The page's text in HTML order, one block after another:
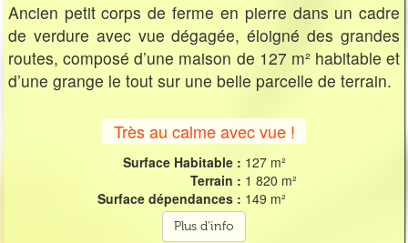
Ancien petit corps de ferme en pierre dans un cadre
de verdure avec vue dégagée, éloigné des grandes
routes, composé d’une maison de 127 m² habitable et
d’une grange le tout sur une belle parcelle de terrain.
Très au calme avec vue !
Surface Habitable : 127 m²
Terrain : 1 820 m²
Surface dépendances : 149 m²
Plus d'info